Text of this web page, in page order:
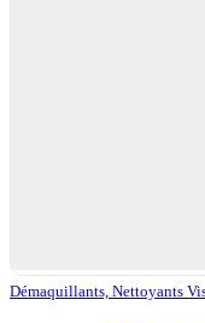
Démaquillants, Nettoyants